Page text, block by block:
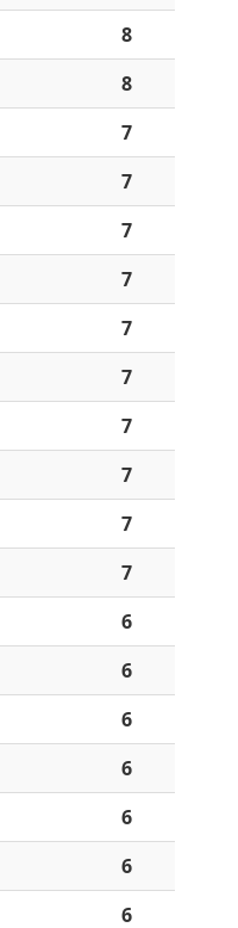
8
8
7
7
7
7
7
7
7
7
7
7
6
6
6
6
6
6
6